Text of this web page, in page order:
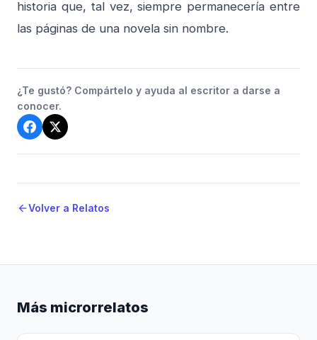
historia que, tal vez, siempre permanecería entre
las páginas de una novela sin nombre.
¿Te gustó? Compártelo y ayuda al escritor a darse a
conocer.
arrow_backVolver a Relatos
Más microrrelatos